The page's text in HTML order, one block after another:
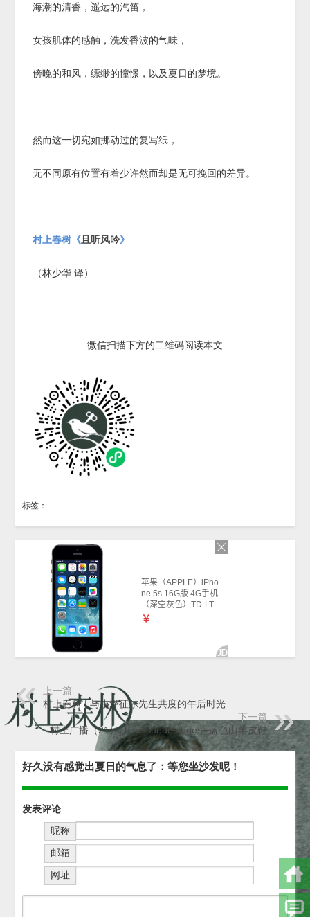
海潮的清香，遥远的汽笛，
女孩肌体的感触，洗发香波的气味，
傍晚的和风，缥缈的憧憬，以及夏日的梦境。
然而这一切宛如挪动过的复写纸，
无不同原有位置有着少许然而却是无可挽回的差异。
村上春树《且听风吟》
（林少华 译）
微信扫描下方的二维码阅读本文
标签：
上一篇
村上春树 | 与小泽征尔先生共度的午后时光
下一篇
村上广播（21）| blue suede shoes─蓝色山羊皮鞋
好久没有感觉出夏日的气息了：等您坐沙发呢！
发表评论
昵称
邮箱
网址